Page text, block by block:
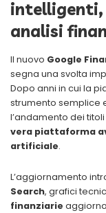
intelligenti,
analisi
Il nuovo Google
segna una svolta
Dopo anni in cui la
strumento semplice
l’andamento dei
vera piattaforma
artificiale.
L’aggiornamento
Search, grafici
finanziarie